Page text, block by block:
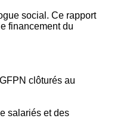
social. Ce rapport
financement du
clôturés au
salariés et des